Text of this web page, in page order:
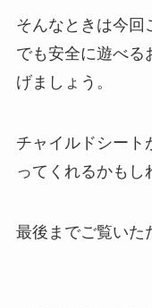
そんなときは今回
でも安全に遊べる
げましょう。
チャイルドシート
ってくれるかもし
最後までご覧いた